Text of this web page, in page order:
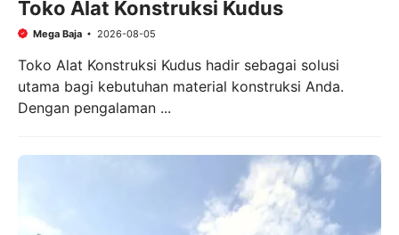
Toko Alat Konstruksi Kudus
Mega Baja 2026-08-05
Toko Alat Konstruksi Kudus hadir sebagai solusi
utama bagi kebutuhan material konstruksi Anda.
Dengan pengalaman ...